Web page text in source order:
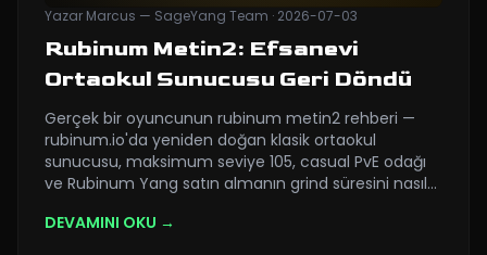
Yazar Marcus — SageYang Team · 2026-07-03
Rubinum Metin2: Efsanevi
Ortaokul Sunucusu Geri Döndü
Gerçek bir oyuncunun rubinum metin2 rehberi —
rubinum.io'da yeniden doğan klasik ortaokul
sunucusu, maksimum seviye 105, casual PvE odağı
ve Rubinum Yang satın almanın grind süresini nasıl…
DEVAMINI OKU →